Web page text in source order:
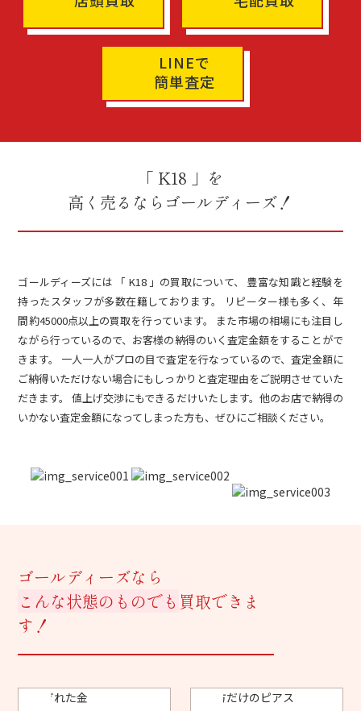
LINEで
簡単査定
「 K18 」を
高く売るならゴールディーズ！
ゴールディーズには 「 K18 」の買取について、 豊富な知識と経験を
持ったスタッフが多数在籍しております。 リピーター様も多く、年
間約45000点以上の買取を行っています。 また市場の相場にも注目し
ながら行っているので、お客様の納得のいく査定金額をすることがで
きます。 一人一人がプロの目で査定を行なっているので、査定金額に
ご納得いただけない場合にもしっかりと査定理由をご説明させていた
だきます。 値上げ交渉にもできるだけいたします。他のお店で納得の
いかない査定金額になってしまった方も、ぜひにご相談ください。
ゴールディーズなら
こんな状態のものでも 買取できま
す！